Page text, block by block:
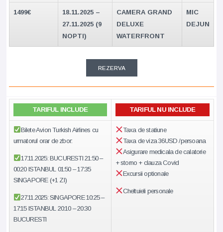
1499€
18.11.2025 –
27.11.2025 (9
NOPTI)
CAMERA GRAND
DELUXE
WATERFRONT
MIC
DEJUN
REZERVA
TARIFUL INCLUDE TARIFUL NU INCLUDE
Bilete Avion Turkish Airlines cu
urmatorul orar de zbor:
17.11.2025: BUCURESTI 21:50 –
00:20 ISTANBUL 01:50 – 17:35
SINGAPORE (+1 ZI)
27.11.2025: SINGAPORE 10:25 –
17:15 ISTANBUL 20:10 – 20:30
BUCURESTI
Taxa de statiune
Taxa de viza 36USD /persoana
Asigurare medicala de calatorie
+ storno + clauza Covid
Excursii optionale
Cheltuieli personale